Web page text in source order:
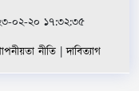
০২-২০ ১৭:৩২:৩৫
নীতি |দাবিত্যাগ